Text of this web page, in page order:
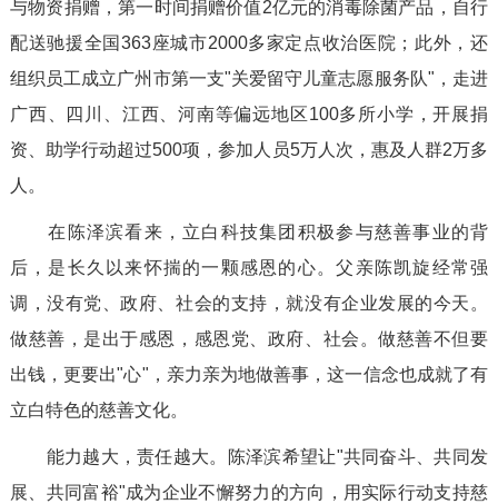
与物资捐赠，第一时间捐赠价值2亿元的消毒除菌产品，自行
配送驰援全国363座城市2000多家定点收治医院；此外，还
组织员工成立广州市第一支"关爱留守儿童志愿服务队"，走进
广西、四川、江西、河南等偏远地区100多所小学，开展捐
资、助学行动超过500项，参加人员5万人次，惠及人群2万多
人。
在陈泽滨看来，立白科技集团积极参与慈善事业的背
后，是长久以来怀揣的一颗感恩的心。父亲陈凯旋经常强
调，没有党、政府、社会的支持，就没有企业发展的今天。
做慈善，是出于感恩，感恩党、政府、社会。做慈善不但要
出钱，更要出"心"，亲力亲为地做善事，这一信念也成就了有
立白特色的慈善文化。
能力越大，责任越大。陈泽滨希望让"共同奋斗、共同发
展、共同富裕"成为企业不懈努力的方向，用实际行动支持慈